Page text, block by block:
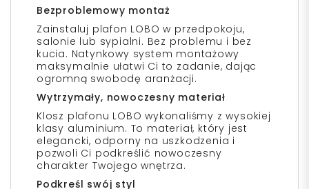
Bezproblemowy montaż
Zainstaluj plafon LOBO w przedpokoju,
salonie lub sypialni. Bez problemu i bez
kucia. Natynkowy system montażowy
maksymalnie ułatwi Ci to zadanie, dając
ogromną swobodę aranżacji.
Wytrzymały, nowoczesny materiał
Klosz plafonu LOBO wykonaliśmy z wysokiej
klasy aluminium. To materiał, który jest
elegancki, odporny na uszkodzenia i
pozwoli Ci podkreślić nowoczesny
charakter Twojego wnętrza.
Podkreśl swój styl